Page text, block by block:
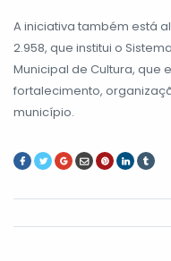
A iniciativa também está
2.958, que institui o
Municipal de Cultura, que
fortalecimento,
município.